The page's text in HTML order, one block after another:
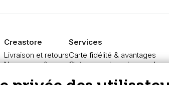
Creastore
Livraison et retours
Nous connaître
Services
Carte fidélité & avantages
Chèque cadeau, bon